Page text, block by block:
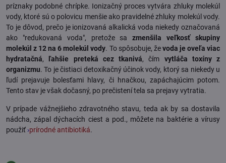
príznaky podobné chrípke. Ionizačný proces vytvára zhluky molekúl
vody, ktoré sú o polovicu menšie ako pravidelné zhluky molekúl vody.
To je dôvod, prečo je ionizovaná alkalická voda niekedy označovaná
ako "redukovaná voda", pretože sazmenšila veľkosť skupiny
molekúl z 12 na 6 molekúl vody. To spôsobuje, ževoda je oveľa viac
hydratačná, ľahšie preteká cez tkanivá, čím vytláča toxíny z
organizmu. To je čistiaci detoxikačný účinok vody, ktorý sa niekedy u
ľudí prejavuje bolesťami hlavy, či hnačkou, zapáchajúcim potom.
Tento stav je však dočasný, po prečistení tela sa prejavy vytratia.
V prípade vážnejšieho zdravotného stavu, teda ak by sa dostavila
nádcha, zápal dýchacích ciest a pod., môžete na baktérie a vírusy
použiť ›prírodné antibiotiká.